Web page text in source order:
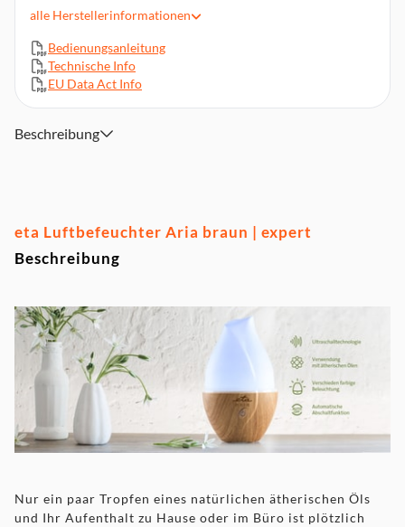
Wassertankvolumen 600 ml
Für Räume bis 25 m2
Betriebszeit bis zu 8 Stunden
alle Herstellerinformationen
Bedienungsanleitung
Technische Info
EU Data Act Info
Beschreibung
eta Luftbefeuchter Aria braun | expert
Beschreibung
Nur ein paar Tropfen eines natürlichen ätherischen Öls
und Ihr Aufenthalt zu Hause oder im Büro ist plötzlich